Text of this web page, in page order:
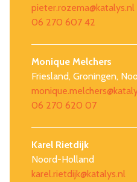
pieter.rozema@katalys.nl
06 270 607 42
Monique Melchers
Friesland, Groningen,
06 270 620 07
Karel Rietdijk
Noord-Holland
karel.rietdijk@katalys.nl